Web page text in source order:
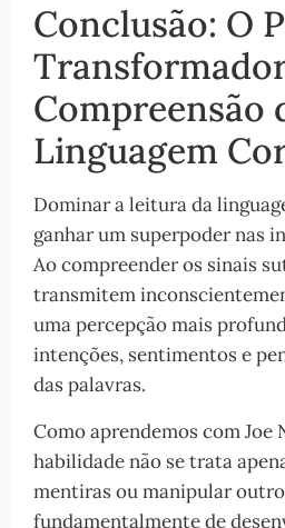
Conclusão: O
Compreensão
Linguagem
Dominar a leitura da
ganhar um superpoder nas
Ao compreender os sinais
transmitem
uma percepção mais
intenções, sentimentos e
das palavras.
Como aprendemos com Joe
habilidade não se trata
mentiras ou manipular
fundamentalmente de